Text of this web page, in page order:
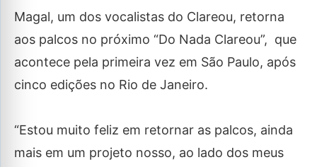
Magal, um dos vocalistas do Clareou, retorna
aos palcos no próximo “Do Nada Clareou”, que
acontece pela primeira vez em São Paulo, após
cinco edições no Rio de Janeiro.
“Estou muito feliz em retornar as palcos, ainda
mais em um projeto nosso, ao lado dos meus